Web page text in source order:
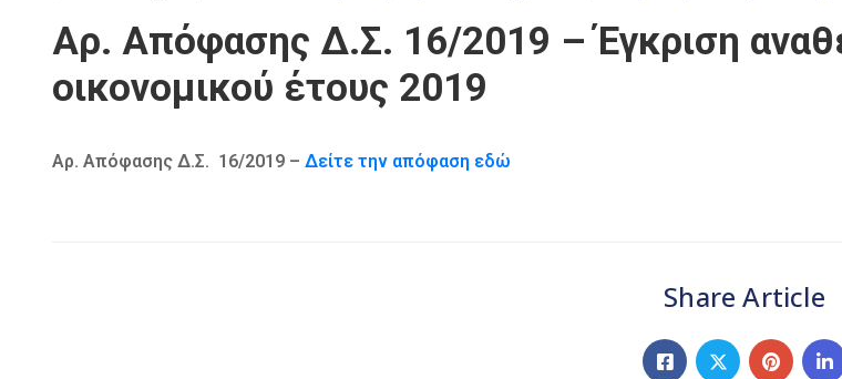
Αρ. Απόφασης Δ.Σ. 16/2019 – Έγκριση
οικονομικού έτους 2019
Αρ. Απόφασης Δ.Σ. 16/2019 – Δείτε την απόφαση εδώ
Share Article